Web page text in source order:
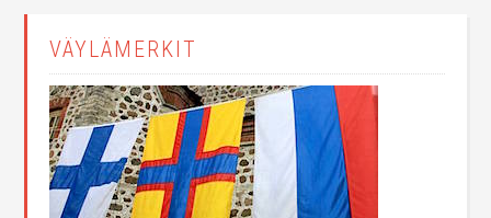
VÄYLÄMERKIT